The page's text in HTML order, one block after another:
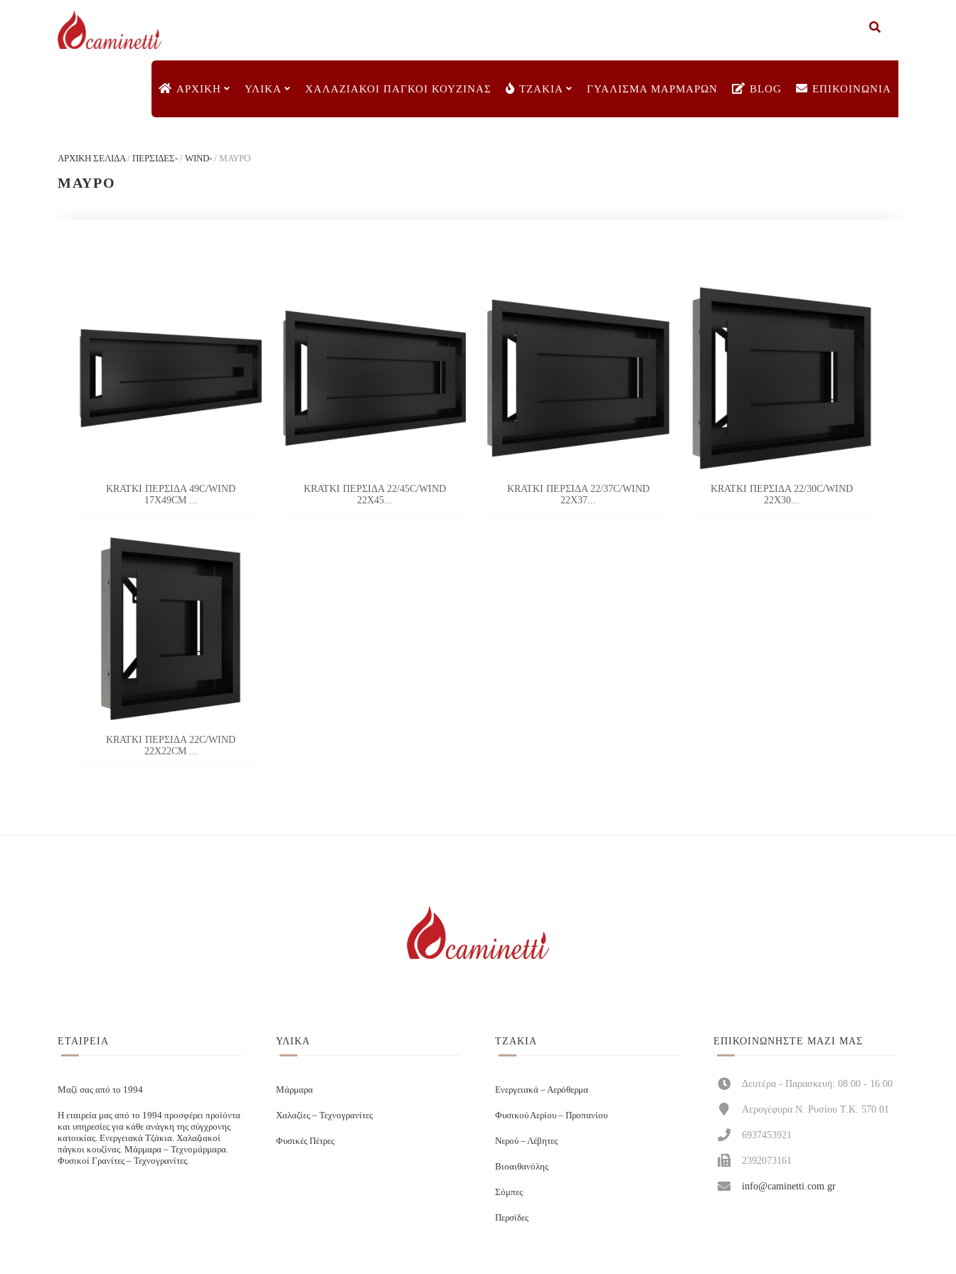
ΑΡΧΙΚΉ ΥΛΙΚΑ ΧΑΛΑΖΙΑΚΟΙ ΠΑΓΚΟΙ ΚΟΥΖΙΝΑΣ ΤΖΑΚΙΑ ΓΥΑΛΙΣΜΑ ΜΑΡΜΑΡΩΝ BLOG ΕΠΙΚΟΙΝΩΝΙΑ
ΑΡΧΙΚΉ ΣΕΛΊΔΑ / ΠΕΡΣΙΔΕΣ- / WIND- /ΜΑΥΡΟ
ΜΑΥΡΟ
KRATKI ΠΕΡΣΙΔΑ 49C/WIND
17X49CM ...
KRATKI ΠΕΡΣΙΔΑ 22/45C/WIND
22X45...
KRATKI ΠΕΡΣΙΔΑ 22/37C/WIND
22X37...
KRATKI ΠΕΡΣΙΔΑ 22/30C/WIND
22X30...
KRATKI ΠΕΡΣΙΔΑ 22C/WIND
22X22CM ...
ΕΤΑΙΡΕΙΑ
Μαζί σας από το 1994
Η εταιρεία μας από το 1994 προσφέρει προϊόντα
και υπηρεσίες για κάθε ανάγκη της σύγχρονης
κατοικίας. Ενεργειακά Τζάκια. Χαλαζιακοί
πάγκοι κουζίνας. Μάρμαρα – Τεχνομάρμαρα.
Φυσικοί Γρανίτες – Τεχνογρανίτες.
ΥΛΙΚΑ
Μάρμαρα
Χαλαζίες – Τεχνογρανίτες
Φυσικές Πέτρες
ΤΖΑΚΙΑ
Ενεργειακά – Αερόθερμα
Φυσικού Αερίου – Προπανίου
Νερού – Λέβητες
Βιοαιθανόλης
Σόμπες
Περσίδες
ΕΠΙΚΟΙΝΩΝΉΣΤΕ ΜΑΖΊ ΜΑΣ
Δευτέρα - Παρασκευή: 08:00 - 16:00
Αερογέφυρα Ν. Ρυσίου Τ.Κ. 570 01
6937453921
2392073161
info@caminetti.com.gr